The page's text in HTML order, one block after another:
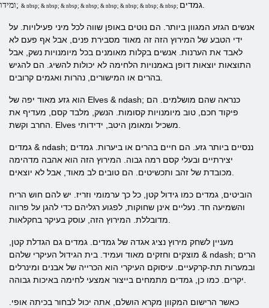
ומידות; & nbsp; & nbsp; & nbsp; & nbsp; & nbsp; & nbsp; & nbsp; & nbsp;
אנשים הגזע המגוון ביותר. הם נוטים באופן שווה לכל מיני פעילויות. על
ידי הטבע של המירוץ הזה זה מאוד מסבירת פנים, אבל אף פעם לא
לאבד את הערנות. אנשים בקלות מאומנים בכל מיומנויות נשק, אבל
התוצאות יוצאות דופן באמנויות הלחימה לא יכולות להשיג. הם להגיש
הוא גזע מאוד יפה של Elves & ndash; כנראה שהם מושלמים. הם
פיקוד חכם, טוב מיומנויות קסומות. הנשק, מלבד קסם, מעדיף את
גמדים & ndash; ננסיים ביותר גזע. הם חיים בהרים או ביערות. גמדים
יצירתיים ובעלי קסם רמה גבוה. המירוץ הזה הוא אהבה מדהימה
הוביטים, גמדים כמו גידול קטן, כל כך ערמומי וזריז. יש להם חוש הריח
והשמיעה חד. נעליים אינן שחוקות, לפגוע רגליהם כדי להגן על פרווה
מעניין לשחק מירוץ נציג אגדה של גמדים. גמדים גם הגדלת קטן,
מוצקים וחזקים מאוד ועמיד. בית הגידול העיקרי שלהם & ndash; הרים
ובמערות תת-קרקעיים. עיסוקם העיקרי הוא הכרייה של אבנים ומינרלים
כאשר הרישום המקוון מקרא הושלם, אתה יכול לבחור בכיתה אופי.